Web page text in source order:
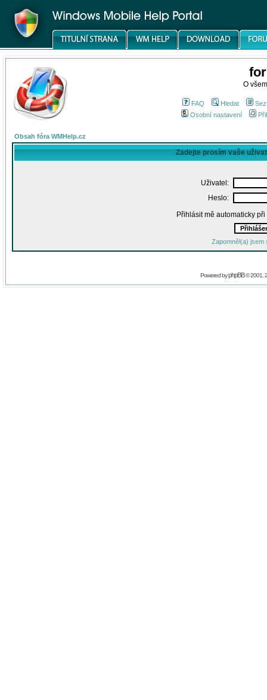
O
FAQ Hledat
Osobní nastavení
Obsah fóra WMHelp.cz
Zadejte prosím vaše
Uživatel:
Heslo:
Přihlásit mě automaticky
Zapomněl(a) jsem
Powered byphpBB© 2001,